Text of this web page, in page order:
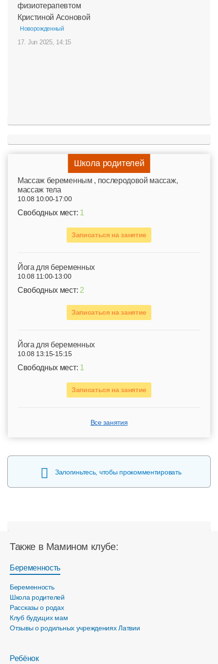
физиотерапевтом
Кристиной Асоновой
Новорожденный
17. Jun 2025, 14:15
Школа родителей
Mассаж беременным , послеродовой массаж,
массаж тела
10.08 10:00-17:00
Свободных мест: 1
Записаться на занятие
Йога для беременных
10.08 11:00-13:00
Свободных мест: 2
Записаться на занятие
Йога для беременных
10.08 13:15-15:15
Свободных мест: 1
Записаться на занятие
Все занятия
Залогиньтесь, чтобы прокомментировать
Также в Мамином клубе:
Беременность
Беременность
Школа родителей
Рассказы о родах
Клуб будущих мам
Отзывы о родильных учреждениях Латвии
Ребёнок